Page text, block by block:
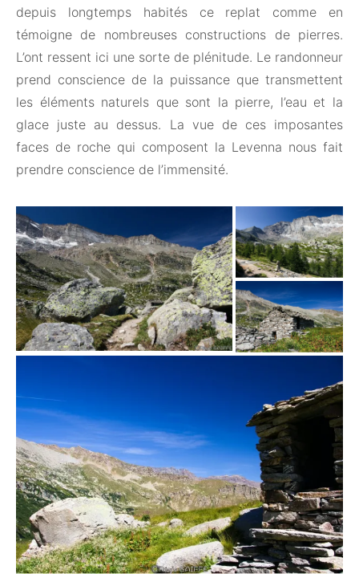
depuis longtemps habités ce replat comme en
témoigne de nombreuses constructions de pierres.
L’ont ressent ici une sorte de plénitude. Le randonneur
prend conscience de la puissance que transmettent
les éléments naturels que sont la pierre, l’eau et la
glace juste au dessus. La vue de ces imposantes
faces de roche qui composent la Levenna nous fait
prendre conscience de l’immensité.